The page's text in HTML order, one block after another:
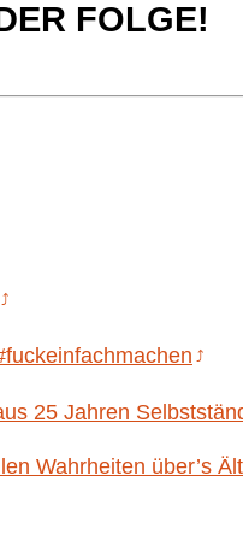
FOLGE!
25 Jahren
Wahrheiten über’s